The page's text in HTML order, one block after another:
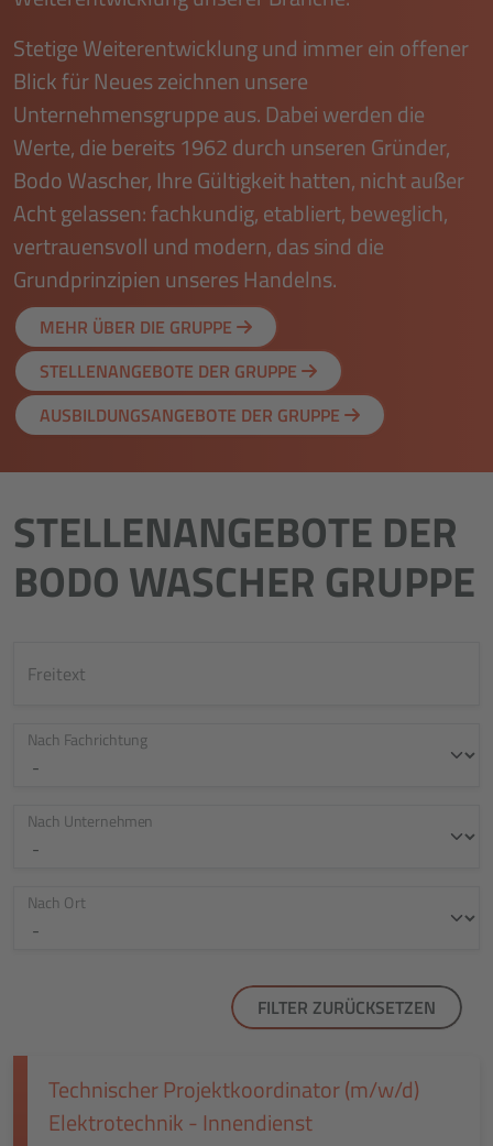
Stetige Wei­ter­ent­wick­lung und immer ein offener
Blick für Neues zeichnen unsere
Unternehmensgruppe aus. Dabei werden die
Werte, die bereits 1962 durch unseren Gründer,
Bodo Wascher, Ihre Gültigkeit hatten, nicht außer
Acht gelassen: fach­kun­dig, etabliert, beweglich,
vertrauensvoll und modern, das sind die
Grundprinzipien unseres Handelns.
MEHR ÜBER DIE GRUPPE
STELLENANGEBOTE DER GRUPPE
AUSBILDUNGSANGEBOTE DER GRUPPE
STELLENANGEBOTE DER
BODO WASCHER GRUPPE
Freitext
Nach Fachrichtung
Nach Unternehmen
Nach Ort
FILTER ZURÜCKSETZEN
Technischer Projektkoordinator (m/w/d)
Elektrotechnik - Innendienst